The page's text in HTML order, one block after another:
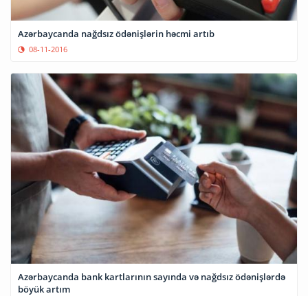
Azərbaycanda nağdsız ödənişlərin həcmi artıb
08-11-2016
Azərbaycanda bank kartlarının sayında və nağdsız ödənişlərdə
böyük artım